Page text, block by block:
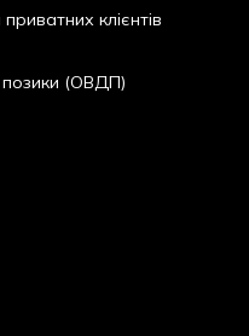
клієнтів
позики (ОВДП)